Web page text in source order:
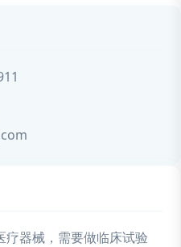
疗器械，需要做临床试验